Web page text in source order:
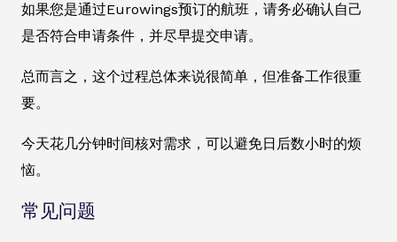
如果您是通过Eurowings预订的航班，请务必确认自己
是否符合申请条件，并尽早提交申请。
总而言之，这个过程总体来说很简单，但准备工作很重
要。
今天花几分钟时间核对需求，可以避免日后数小时的烦
恼。
常见问题